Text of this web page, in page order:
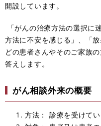
開設しています。
「がんの治療方法の選択に
方法に不安を感じる」、「
どの患者さんやそのご家族
答えします。
がん相談外来の概要
方法： 診療を受けて